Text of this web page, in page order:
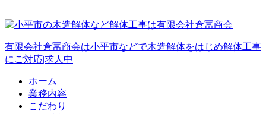
有限会社倉冨商会は小平市などで木造解体をはじめ解体工事
にご対応|求人中
ホーム
業務内容
こだわり